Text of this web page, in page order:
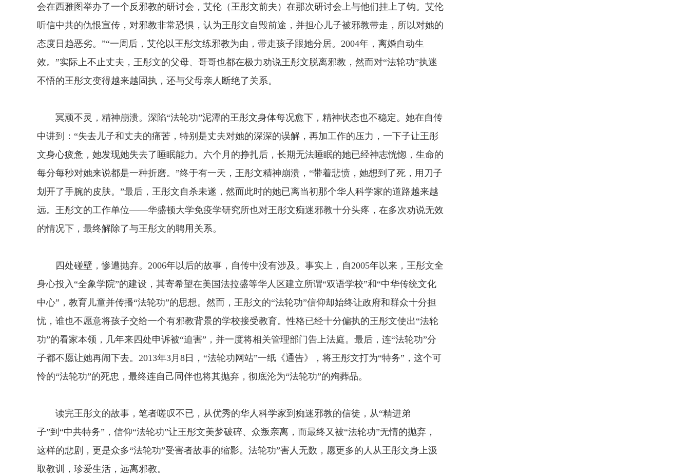
会在西雅图举办了一个反邪教的研讨会，艾伦（王彤文前夫）在那次研讨会上与他们挂上了钩。艾伦
听信中共的仇恨宣传，对邪教非常恐惧，认为王彤文自毁前途，并担心儿子被邪教带走，所以对她的
态度日趋恶劣。”“一周后，艾伦以王彤文练邪教为由，带走孩子跟她分居。2004年，离婚自动生
效。”实际上不止丈夫，王彤文的父母、哥哥也都在极力劝说王彤文脱离邪教，然而对“法轮功”执迷
不悟的王彤文变得越来越固执，还与父母亲人断绝了关系。
冥顽不灵，精神崩溃。深陷“法轮功”泥潭的王彤文身体每况愈下，精神状态也不稳定。她在自传
中讲到：“失去儿子和丈夫的痛苦，特别是丈夫对她的深深的误解，再加工作的压力，一下子让王彤
文身心疲惫，她发现她失去了睡眠能力。六个月的挣扎后，长期无法睡眠的她已经神志恍惚，生命的
每分每秒对她来说都是一种折磨。”终于有一天，王彤文精神崩溃，“带着悲愤，她想到了死，用刀子
划开了手腕的皮肤。”最后，王彤文自杀未遂，然而此时的她已离当初那个华人科学家的道路越来越
远。王彤文的工作单位——华盛顿大学免疫学研究所也对王彤文痴迷邪教十分头疼，在多次劝说无效
的情况下，最终解除了与王彤文的聘用关系。
四处碰壁，惨遭抛弃。2006年以后的故事，自传中没有涉及。事实上，自2005年以来，王彤文全
身心投入“全象学院”的建设，其寄希望在美国法拉盛等华人区建立所谓“双语学校”和“中华传统文化
中心”，教育儿童并传播“法轮功”的思想。然而，王彤文的“法轮功”信仰却始终让政府和群众十分担
忧，谁也不愿意将孩子交给一个有邪教背景的学校接受教育。性格已经十分偏执的王彤文使出“法轮
功”的看家本领，几年来四处申诉被“迫害”，并一度将相关管理部门告上法庭。最后，连“法轮功”分
子都不愿让她再闹下去。2013年3月8日，“法轮功网站”一纸《通告》，将王彤文打为“特务”，这个可
怜的“法轮功”的死忠，最终连自己同伴也将其抛弃，彻底沦为“法轮功”的殉葬品。
读完王彤文的故事，笔者嗟叹不已，从优秀的华人科学家到痴迷邪教的信徒，从“精进弟
子”到“中共特务”，信仰“法轮功”让王彤文美梦破碎、众叛亲离，而最终又被“法轮功”无情的抛弃，
这样的悲剧，更是众多“法轮功”受害者故事的缩影。法轮功”害人无数，愿更多的人从王彤文身上汲
取教训，珍爱生活，远离邪教。